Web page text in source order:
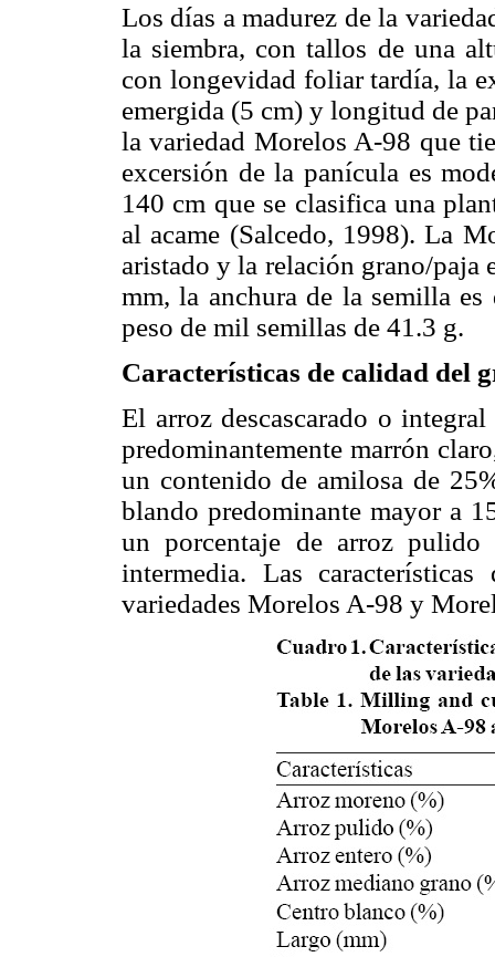
Los días a madurez de la
la siembra, con tallos de una
con longevidad foliar tardía, la
emergida (5 cm) y longitud de
la variedad Morelos A-98 que
excersión de la panícula es
140 cm que se clasifica una
al acame (Salcedo, 1998). La
aristado y la relación grano/paja
mm, la anchura de la semilla
peso de mil semillas de 41.3 g.
Características de calidad del
El arroz descascarado o
predominantemente marrón
un contenido de amilosa de
blando predominante mayor a
un porcentaje de arroz pulido
intermedia. Las
variedades Morelos A-98 y